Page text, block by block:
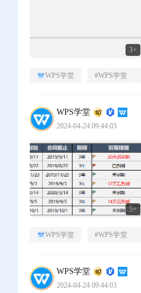
3+
WPS学堂 #WPS学堂
WPS学堂
2024-04-24 09:44:03
5+
WPS学堂 #WPS学堂
WPS学堂
2024-04-24 09:44:03